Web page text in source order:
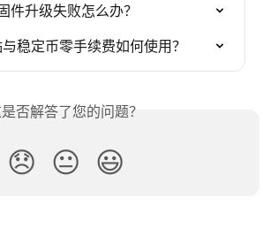
件升级失败怎么办？
稳定币零手续费如何使用？
否解答了您的问题？
😞 😐 😃